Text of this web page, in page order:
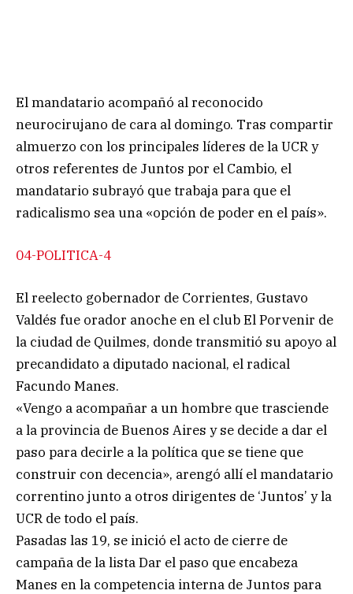
El mandatario acompañó al reconocido
neurocirujano de cara al domingo. Tras compartir
almuerzo con los principales líderes de la UCR y
otros referentes de Juntos por el Cambio, el
mandatario subrayó que trabaja para que el
radicalismo sea una «opción de poder en el país».
04-POLITICA-4
El reelecto gobernador de Corrientes, Gustavo
Valdés fue orador anoche en el club El Porvenir de
la ciudad de Quilmes, donde transmitió su apoyo al
precandidato a diputado nacional, el radical
Facundo Manes.
«Vengo a acompañar a un hombre que trasciende
a la provincia de Buenos Aires y se decide a dar el
paso para decirle a la política que se tiene que
construir con decencia», arengó allí el mandatario
correntino junto a otros dirigentes de ‘Juntos’ y la
UCR de todo el país.
Pasadas las 19, se inició el acto de cierre de
campaña de la lista Dar el paso que encabeza
Manes en la competencia interna de Juntos para